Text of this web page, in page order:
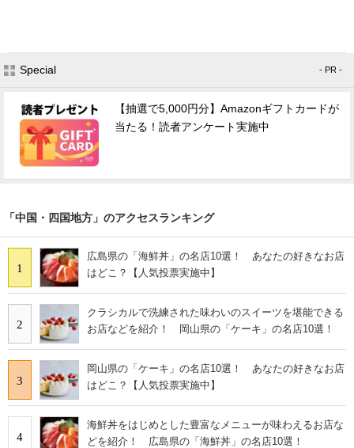
Special - PR -
【抽選で5,000円分】Amazonギフトカードが
当たる！読者アンケート実施中
「中国・四国地方」のアクセスランキング
1
広島県の「海鮮丼」の名店10選！ あなたの好きなお店
はどこ？【人気投票実施中】
2
クラシカルで洗練された味わいのスイーツを堪能できる
お店などを紹介！ 岡山県の「ケーキ」の名店10選！
3
岡山県の「ケーキ」の名店10選！ あなたの好きなお店
はどこ？【人気投票実施中】
4
海鮮丼をはじめとした豊富なメニューが味わえるお店な
どを紹介！ 広島県の「海鮮丼」の名店10選！